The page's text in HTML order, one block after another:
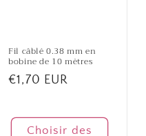
Fil câblé 0.38 mm en
bobine de 10 mètres
Prix
€1,70 EUR
Choisir des